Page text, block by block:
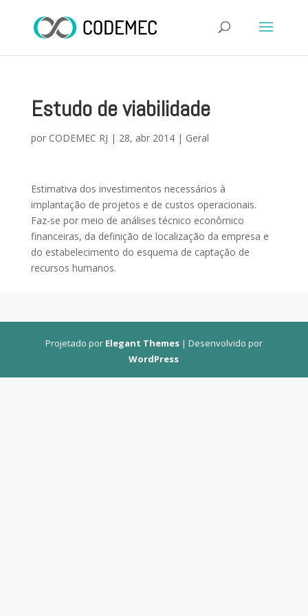
Estudo de viabilidade
por CODEMEC RJ | 28, abr 2014| Geral
Estimativa dos investimentos necessários à
implantação de projetos e de custos operacionais.
Faz-se por meio de análises técnico econômico
financeiras, da definição de localização da empresa e
do estabelecimento do esquema de captação de
recursos humanos.
Projetado por Elegant Themes| Desenvolvido por
WordPress